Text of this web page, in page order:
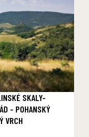
SKALY-
- POHANSKÝ
VRCH